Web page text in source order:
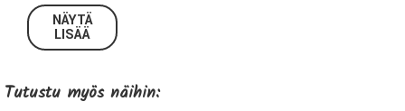
johtoja.
Tekniset tiedot:
Malli:
N-06
NÄYTÄ
LISÄÄ
Tutustu myös näihin: